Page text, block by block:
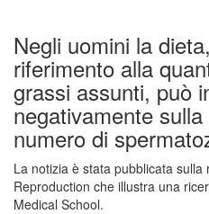
Negli uomini la
riferimento alla
grassi assunti, può
negativamente
numero di
La notizia è stata pubblicata
Reproduction che illustra una
Medical School.